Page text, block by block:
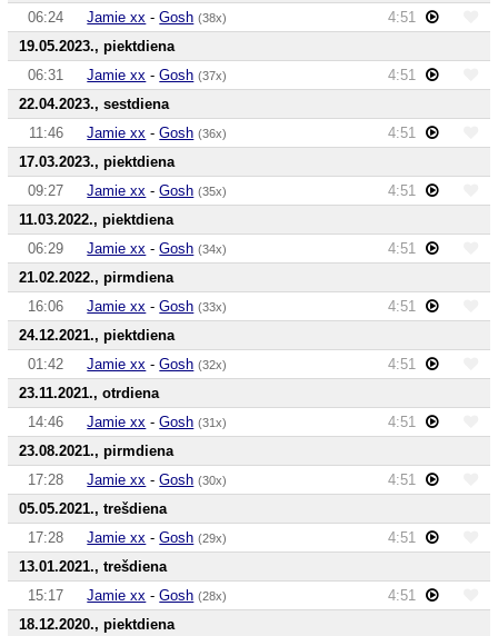
06:24
Jamie xx -Gosh (38x)
4:51
19.05.2023., piektdiena
06:31
Jamie xx -Gosh (37x)
4:51
22.04.2023., sestdiena
11:46
Jamie xx -Gosh (36x)
4:51
17.03.2023., piektdiena
09:27
Jamie xx -Gosh (35x)
4:51
11.03.2022., piektdiena
06:29
Jamie xx -Gosh (34x)
4:51
21.02.2022., pirmdiena
16:06
Jamie xx -Gosh (33x)
4:51
24.12.2021., piektdiena
01:42
Jamie xx -Gosh (32x)
4:51
23.11.2021., otrdiena
14:46
Jamie xx -Gosh (31x)
4:51
23.08.2021., pirmdiena
17:28
Jamie xx -Gosh (30x)
4:51
05.05.2021., trešdiena
17:28
Jamie xx -Gosh (29x)
4:51
13.01.2021., trešdiena
15:17
Jamie xx -Gosh (28x)
4:51
18.12.2020., piektdiena